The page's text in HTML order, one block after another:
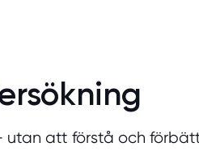
utan att förstå och